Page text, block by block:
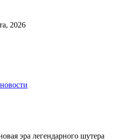
2026
эра легендарного шутера